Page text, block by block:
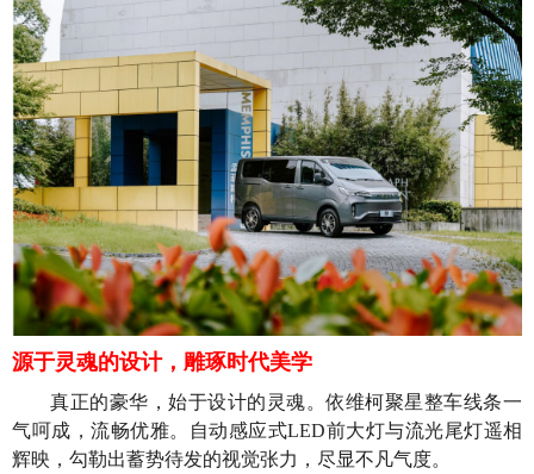
源于灵魂的设计，雕琢时代美学
真正的豪华，始于设计的灵魂。依维柯聚星整车线条一
气呵成，流畅优雅。自动感应式LED前大灯与流光尾灯遥相
辉映，勾勒出蓄势待发的视觉张力，尽显不凡气度。